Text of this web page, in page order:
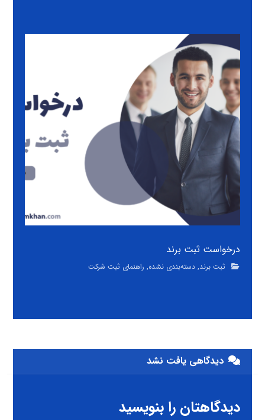
درخواست ثبت برند
ثبت برند,دسته‌بندی نشده, راهنمای ثبت شرکت
دیدگاهی یافت نشد
دیدگاهتان را بنویسید